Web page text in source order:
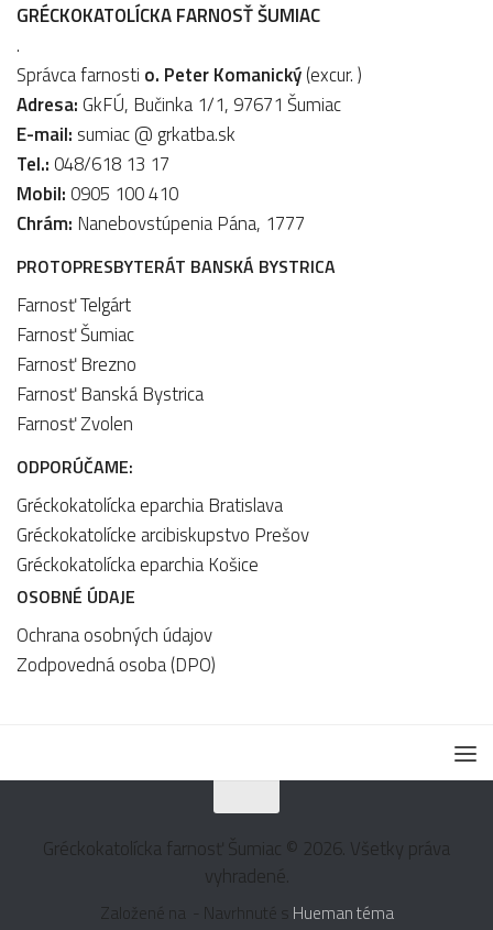
GRÉCKOKATOLÍCKA FARNOSŤ ŠUMIAC
.
Správca farnosti o. Peter Komanický(excur. )
Adresa: GkFÚ, Bučinka 1/1, 97671 Šumiac
E-mail: sumiac @ grkatba.sk
Tel.: 048/618 13 17
Mobil: 0905 100 410
Chrám: Nanebovstúpenia Pána, 1777
PROTOPRESBYTERÁT BANSKÁ BYSTRICA
Farnosť Telgárt
Farnosť Šumiac
Farnosť Brezno
Farnosť Banská Bystrica
Farnosť Zvolen
ODPORÚČAME:
Gréckokatolícka eparchia Bratislava
Gréckokatolícke arcibiskupstvo Prešov
Gréckokatolícka eparchia Košice
OSOBNÉ ÚDAJE
Ochrana osobných údajov
Zodpovedná osoba (DPO)
Gréckokatolícka farnosť Šumiac © 2026. Všetky práva
vyhradené.
Založené na - Navrhnuté s Hueman téma